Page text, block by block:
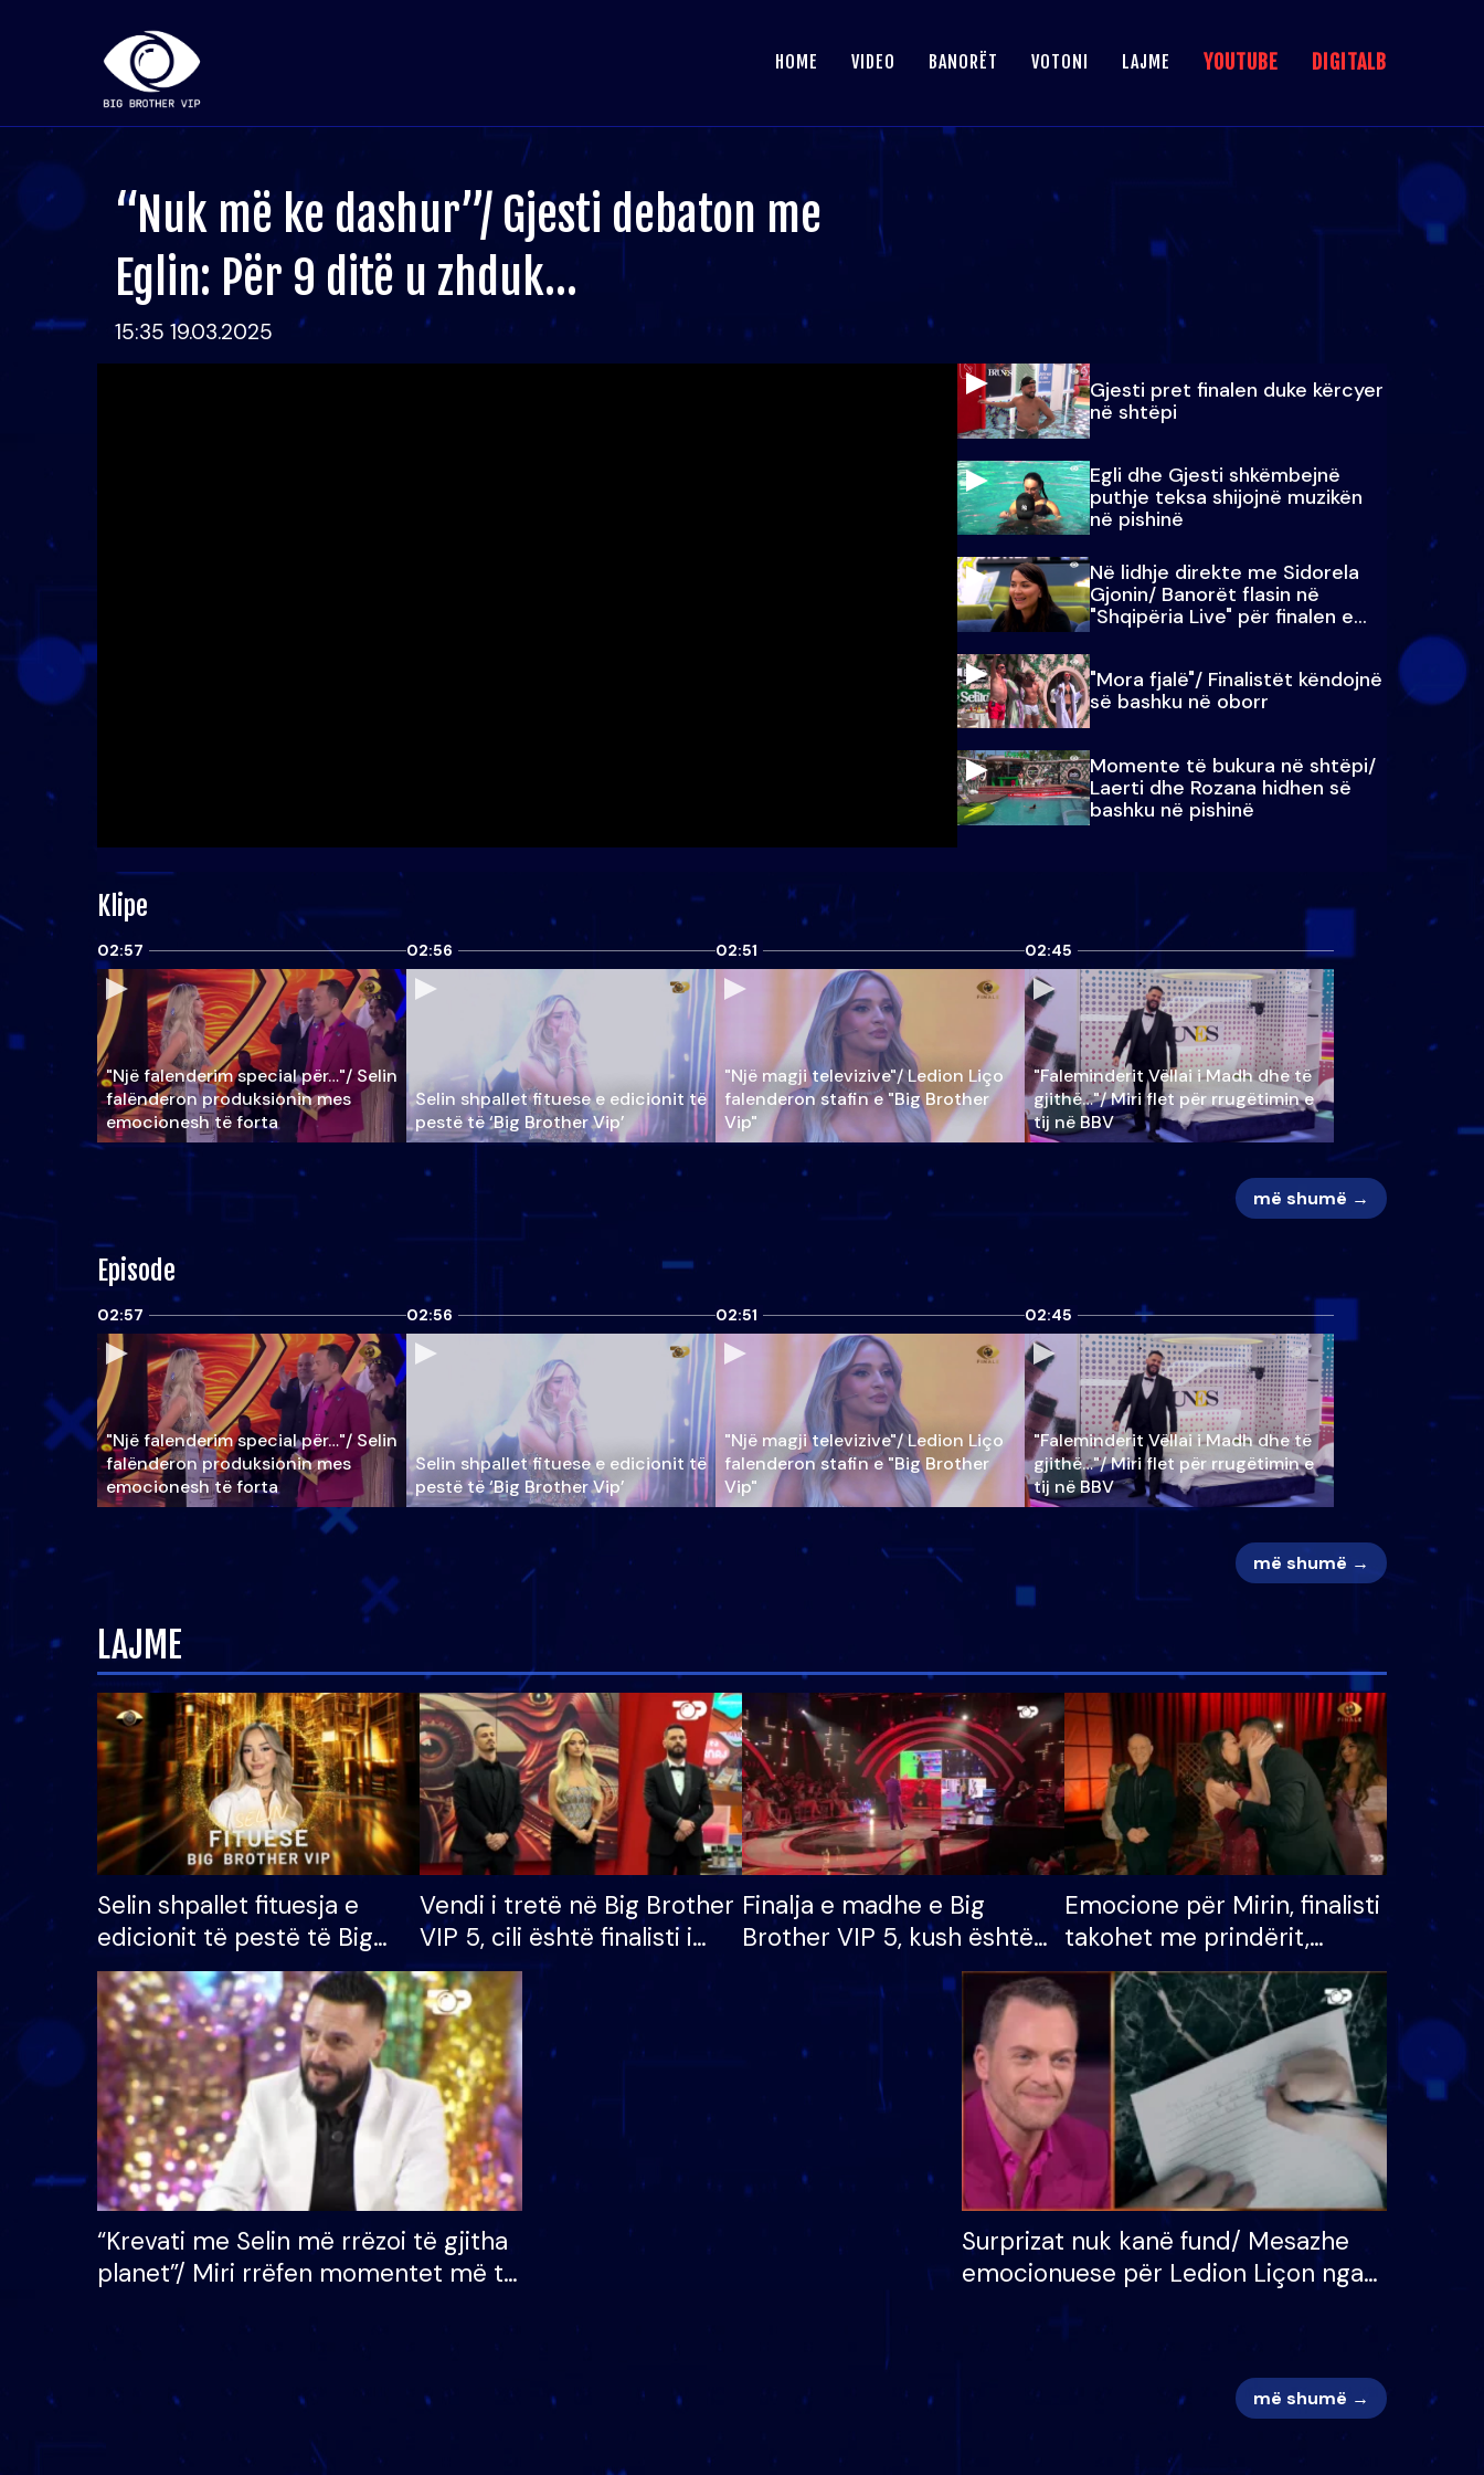
HOME VIDEO BANORËT VOTONI LAJME YOUTUBE DIGITALB
“Nuk më ke dashur”/ Gjesti debaton me
Eglin: Për 9 ditë u zhduk…
15:35 19.03.2025
Gjesti pret finalen duke kërcyer
në shtëpi
Egli dhe Gjesti shkëmbejnë
puthje teksa shijojnë muzikën
në pishinë
Në lidhje direkte me Sidorela
Gjonin/ Banorët flasin në
"Shqipëria Live" për finalen e
madhe
"Mora fjalë"/ Finalistët këndojnë
së bashku në oborr
Momente të bukura në shtëpi/
Laerti dhe Rozana hidhen së
bashku në pishinë
Klipe
02:57
"Një falenderim special për…"/ Selin
falënderon produksionin mes
emocionesh të forta
02:56
Selin shpallet fituese e edicionit të
pestë të ‘Big Brother Vip’
02:51
"Një magji televizive"/ Ledion Liço
falenderon stafin e "Big Brother
Vip"
02:45
"Faleminderit Vëllai i Madh dhe të
gjithë…"/ Miri flet për rrugëtimin e
tij në BBV
më shumë →
Episode
02:57
"Një falenderim special për…"/ Selin
falënderon produksionin mes
emocionesh të forta
02:56
Selin shpallet fituese e edicionit të
pestë të ‘Big Brother Vip’
02:51
"Një magji televizive"/ Ledion Liço
falenderon stafin e "Big Brother
Vip"
02:45
"Faleminderit Vëllai i Madh dhe të
gjithë…"/ Miri flet për rrugëtimin e
tij në BBV
më shumë →
LAJME
Selin shpallet fituesja e
edicionit të pestë të Big
Brother VIP, rrëmben
çmimin e madh prej 100
mijë eurosh
Vendi i tretë në Big Brother
VIP 5, cili është finalisti i
radhës që lë shtëpinë
Finalja e madhe e Big
Brother VIP 5, kush është
banori i parë që lë shtëpinë
dhe humb mundësinë për
të fituar çmimin e madh
Emocione për Mirin, finalisti
takohet me prindërit,
vajzën dhe bashkëshorten:
S’kemi ndonjë letër divorci
apo jo?
“Krevati me Selin më rrëzoi të gjitha
planet”/ Miri rrëfen momentet më të
mungojë zilja e mëngjesit kur…
Surprizat nuk kanë fund/ Mesazhe
emocionuese për Ledion Liçon nga
më shumë →